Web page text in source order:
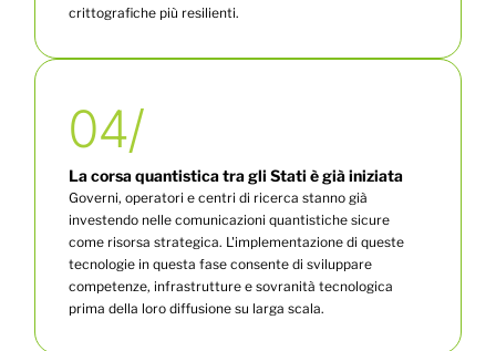
crittografiche più resilienti.
04/
La corsa quantistica tra gli Stati è già iniziata
Governi, operatori e centri di ricerca stanno già
investendo nelle comunicazioni quantistiche sicure
come risorsa strategica. L'implementazione di queste
tecnologie in questa fase consente di sviluppare
competenze, infrastrutture e sovranità tecnologica
prima della loro diffusione su larga scala.